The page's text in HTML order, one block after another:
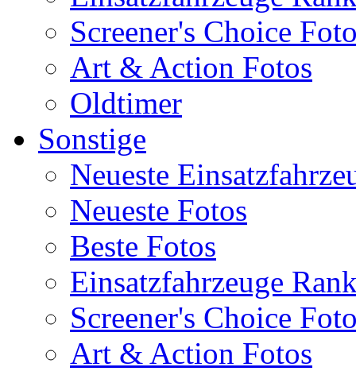
Screener's Choice
Art & Action Fotos
Oldtimer
Sonstige
Neueste
Neueste Fotos
Beste Fotos
Einsatzfahrzeuge
Screener's Choice
Art & Action Fotos